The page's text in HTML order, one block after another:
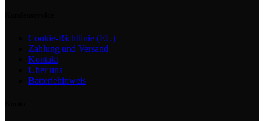
Cookie-Richtlinie (EU)
Zahlung und Versand
Kontakt
Über uns
Batteriehinweis